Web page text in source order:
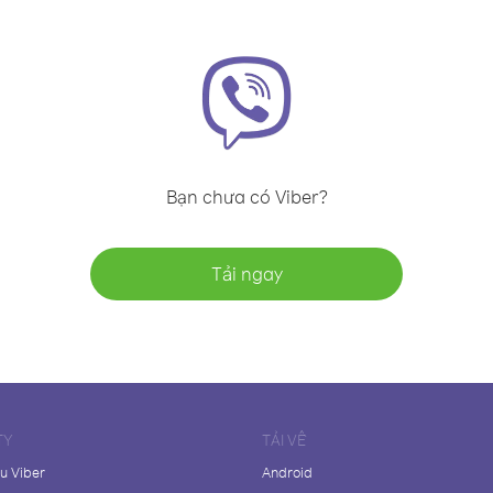
Bạn chưa có Viber?
Tải ngay
Viber
TẢI VỀ
Android